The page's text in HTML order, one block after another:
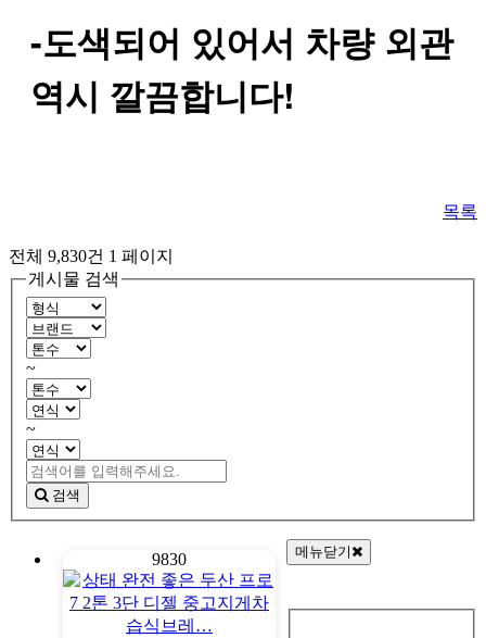
-도색되어 있어서 차량 외관
역시 깔끔합니다!
목록
전체 9,830건 1 페이지
게시물 검색
~
~
검색
9830 메뉴닫기
회